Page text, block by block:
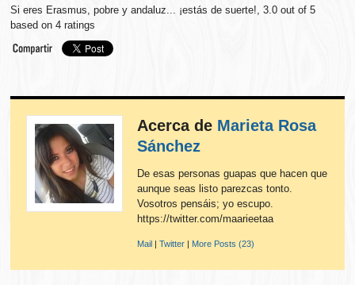
Si eres Erasmus, pobre y andaluz... ¡estás de suerte!,3.0 out of5
based on4 ratings
Acerca de Marieta Rosa
Sánchez
De esas personas guapas que hacen que
aunque seas listo parezcas tonto.
Vosotros pensáis; yo escupo.
https://twitter.com/maarieetaa
Mail |Twitter | More Posts (23)